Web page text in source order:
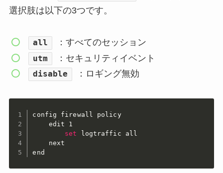
選択肢は以下の3つです。
all ：すべてのセッション
utm ：セキュリティイベント
disable ：ロギング無効
config firewall policy
    edit 1
set
logtraffic all
    next
end